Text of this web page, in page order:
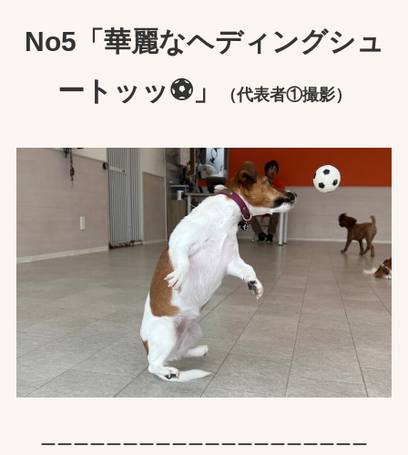
No5「華麗なヘディングシュ
ートッッ⚽」
（代表者①撮影）
ーーーーーーーーーーーーーーーーーーーー